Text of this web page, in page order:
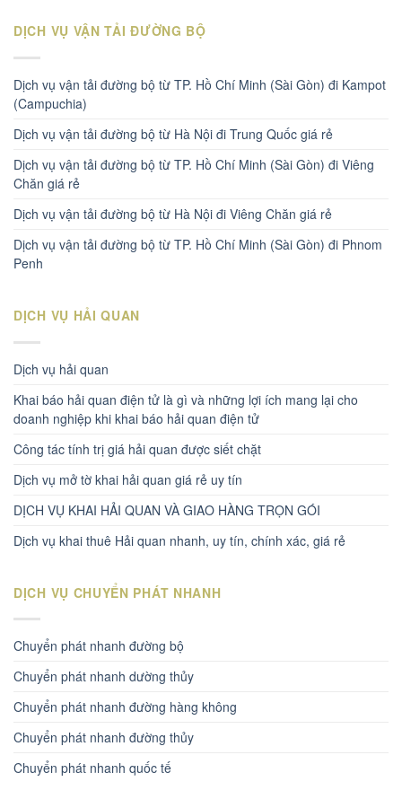
DỊCH VỤ VẬN TẢI ĐƯỜNG BỘ
Dịch vụ vận tải đường bộ từ TP. Hồ Chí Minh (Sài Gòn) đi Kampot
(Campuchia)
Dịch vụ vận tải đường bộ từ Hà Nội đi Trung Quốc giá rẻ
Dịch vụ vận tải đường bộ từ TP. Hồ Chí Minh (Sài Gòn) đi Viêng
Chăn giá rẻ
Dịch vụ vận tải đường bộ từ Hà Nội đi Viêng Chăn giá rẻ
Dịch vụ vận tải đường bộ từ TP. Hồ Chí Minh (Sài Gòn) đi Phnom
Penh
DỊCH VỤ HẢI QUAN
Dịch vụ hải quan
Khai báo hải quan điện tử là gì và những lợi ích mang lại cho
doanh nghiệp khi khai báo hải quan điện tử
Công tác tính trị giá hải quan được siết chặt
Dịch vụ mở tờ khai hải quan giá rẻ uy tín
DỊCH VỤ KHAI HẢI QUAN VÀ GIAO HÀNG TRỌN GÓI
Dịch vụ khai thuê Hải quan nhanh, uy tín, chính xác, giá rẻ
DỊCH VỤ CHUYỂN PHÁT NHANH
Chuyển phát nhanh đường bộ
Chuyển phát nhanh dường thủy
Chuyển phát nhanh đường hàng không
Chuyển phát nhanh đường thủy
Chuyển phát nhanh quốc tế